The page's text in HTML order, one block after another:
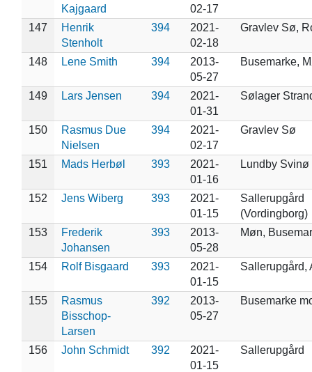
Kajgaard
02-17
147
Henrik
Stenholt
394
2021-
02-18
Gravlev Sø,
148 Lene Smith 394
2013-
05-27
Busemarke,
149 Lars Jensen 394
2021-
01-31
Sølager
150
Rasmus Due
Nielsen
394
2021-
02-17
Gravlev Sø
151 Mads Herbøl 393
2021-
01-16
Lundby Svinø
152 Jens Wiberg 393
2021-
01-15
Sallerupgård
(Vordingborg)
153
Frederik
Johansen
393
2013-
05-28
Møn,
154 Rolf Bisgaard 393
2021-
01-15
Sallerupgård,
155
Rasmus
Bisschop-
Larsen
392
2013-
05-27
Busemarke
156 John Schmidt 392
2021-
01-15
Sallerupgård